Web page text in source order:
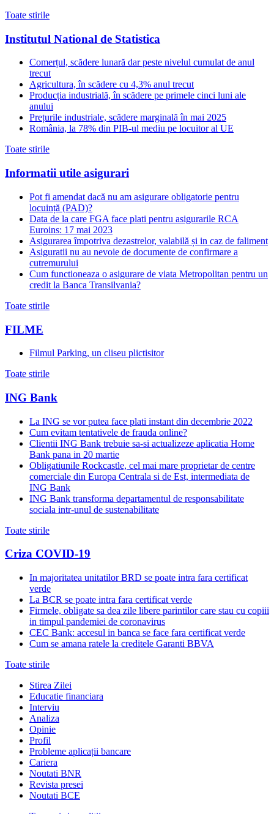
Toate stirile
Institutul National de Statistica
Comerțul, scădere lunară dar peste nivelul cumulat de anul
trecut
Agricultura, în scădere cu 4,3% anul trecut
Producția industrială, în scădere pe primele cinci luni ale
anului
Prețurile industriale, scădere marginală în mai 2025
România, la 78% din PIB-ul mediu pe locuitor al UE
Toate stirile
Informatii utile asigurari
Pot fi amendat dacă nu am asigurare obligatorie pentru
locuință (PAD)?
Data de la care FGA face plati pentru asigurarile RCA
Euroins: 17 mai 2023
Asigurarea împotriva dezastrelor, valabilă și in caz de faliment
Asiguratii nu au nevoie de documente de confirmare a
cutremurului
Cum functioneaza o asigurare de viata Metropolitan pentru un
credit la Banca Transilvania?
Toate stirile
FILME
Filmul Parking, un cliseu plictisitor
Toate stirile
ING Bank
La ING se vor putea face plati instant din decembrie 2022
Cum evitam tentativele de frauda online?
Clientii ING Bank trebuie sa-si actualizeze aplicatia Home
Bank pana in 20 martie
Obligatiunile Rockcastle, cel mai mare proprietar de centre
comerciale din Europa Centrala si de Est, intermediata de
ING Bank
ING Bank transforma departamentul de responsabilitate
sociala intr-unul de sustenabilitate
Toate stirile
Criza COVID-19
In majoritatea unitatilor BRD se poate intra fara certificat
verde
La BCR se poate intra fara certificat verde
Firmele, obligate sa dea zile libere parintilor care stau cu copiii
in timpul pandemiei de coronavirus
CEC Bank: accesul in banca se face fara certificat verde
Cum se amana ratele la creditele Garanti BBVA
Toate stirile
Stirea Zilei
Educatie financiara
Interviu
Analiza
Opinie
Profil
Probleme aplicații bancare
Cariera
Noutati BNR
Revista presei
Noutati BCE